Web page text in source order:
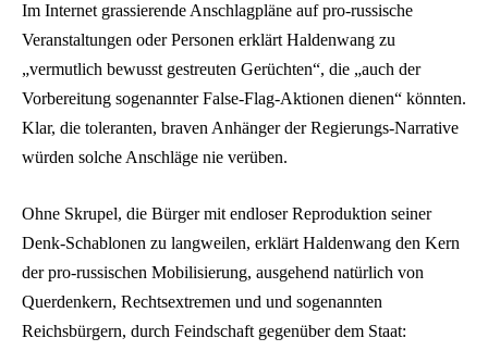
Im Internet grassierende Anschlagpläne auf pro-russische
Veranstaltungen oder Personen erklärt Haldenwang zu
„vermutlich bewusst gestreuten Gerüchten“, die „auch der
Vorbereitung sogenannter False-Flag-Aktionen dienen“ könnten.
Klar, die toleranten, braven Anhänger der Regierungs-Narrative
würden solche Anschläge nie verüben.
Ohne Skrupel, die Bürger mit endloser Reproduktion seiner
Denk-Schablonen zu langweilen, erklärt Haldenwang den Kern
der pro-russischen Mobilisierung, ausgehend natürlich von
Querdenkern, Rechtsextremen und und sogenannten
Reichsbürgern, durch Feindschaft gegenüber dem Staat: